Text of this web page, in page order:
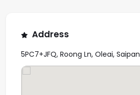
Address
5PC7+JFQ, Roong Ln, Oleai, Saipan